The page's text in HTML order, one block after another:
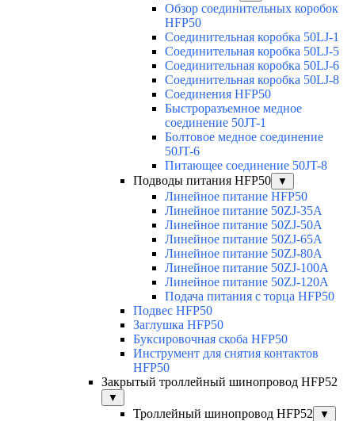
Обзор соединительных коробок
HFP50
Соединительная коробка 50LJ-1
Соединительная коробка 50LJ-5
Соединительная коробка 50LJ-6
Соединительная коробка 50LJ-8
Соединения HFP50
Быстроразъемное медное
соединение 50JT-1
Болтовое медное соединение
50JT-6
Питающее соединение 50JT-8
Подводы питания HFP50
▼
Линейное питание HFP50
Линейное питание 50ZJ-35A
Линейное питание 50ZJ-50A
Линейное питание 50ZJ-65A
Линейное питание 50ZJ-80A
Линейное питание 50ZJ-100A
Линейное питание 50ZJ-120A
Подача питания с торца HFP50
Подвес HFP50
Заглушка HFP50
Буксировочная скоба HFP50
Инструмент для снятия контактов
HFP50
Закрытый троллейный шинопровод HFP52
▼
Троллейный шинопровод HFP52 ▼